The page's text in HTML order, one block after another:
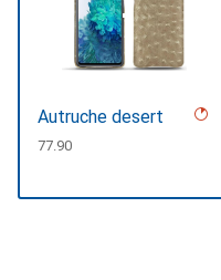
Autruche desert
CHF
77.90